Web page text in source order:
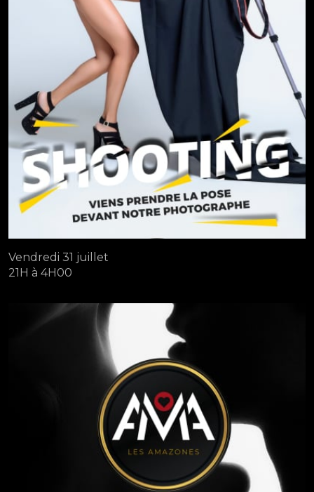
Vendredi 31 juillet
21H à 4H00